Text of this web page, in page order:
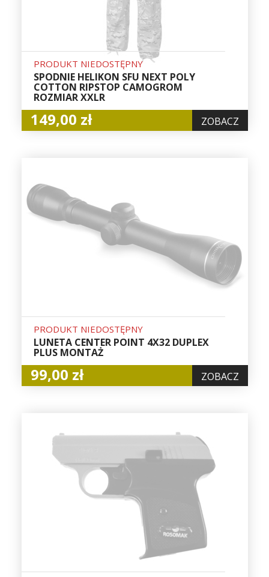
PRODUKT NIEDOSTĘPNY
SPODNIE HELIKON SFU NEXT POLY
COTTON RIPSTOP CAMOGROM
ROZMIAR XXLR
149,00 zł ZOBACZ
PRODUKT NIEDOSTĘPNY
LUNETA CENTER POINT 4X32 DUPLEX
PLUS MONTAŻ
99,00 zł ZOBACZ